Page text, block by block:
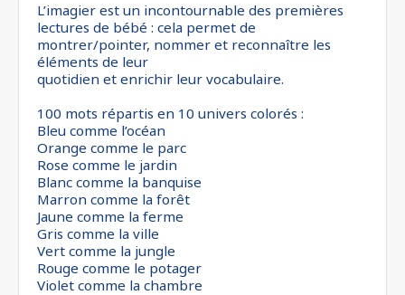
L’imagier est un incontournable des premières
lectures de bébé : cela permet de
montrer/pointer, nommer et reconnaître les
éléments de leur
quotidien et enrichir leur vocabulaire.
100 mots répartis en 10 univers colorés :
Bleu comme l’océan
Orange comme le parc
Rose comme le jardin
Blanc comme la banquise
Marron comme la forêt
Jaune comme la ferme
Gris comme la ville
Vert comme la jungle
Rouge comme le potager
Violet comme la chambre